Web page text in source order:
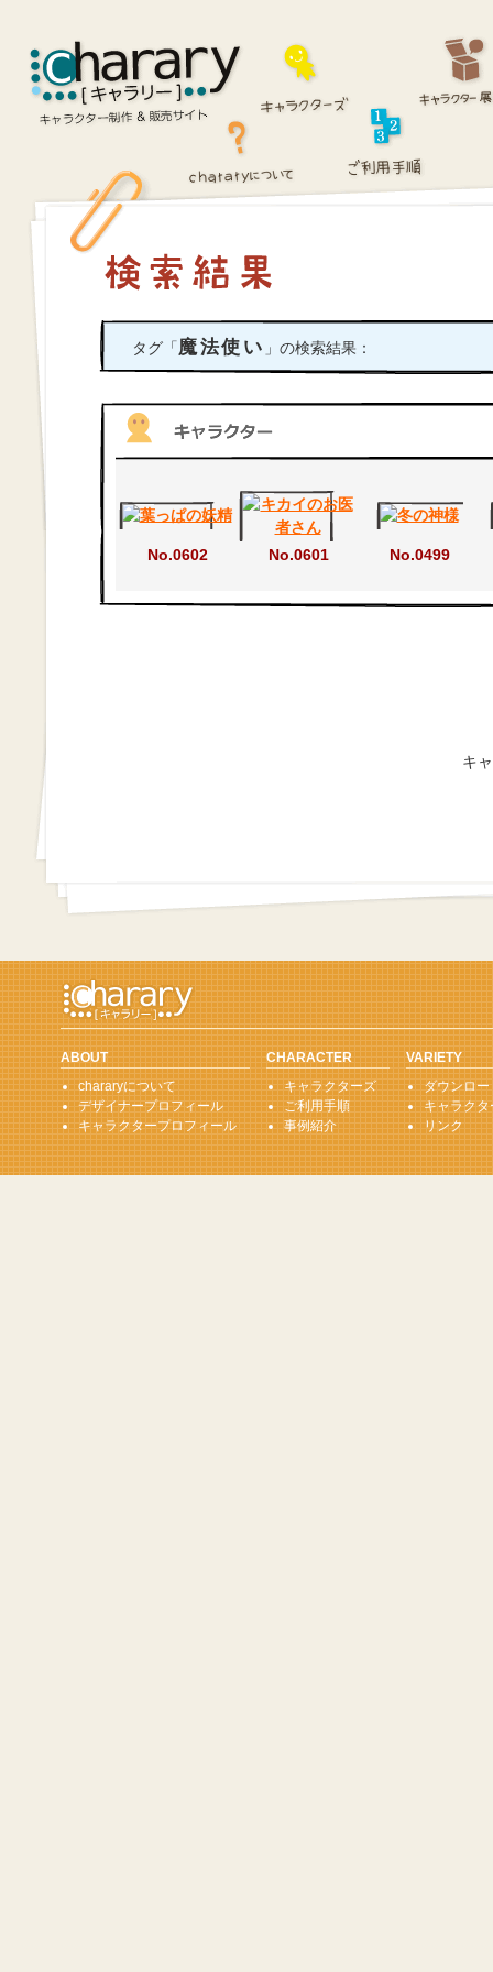
タグ「魔法使い 」の検索結果：
No.0602 No.0601 No.0499
キ
ABOUT
chararyについて
デザイナープロフィール
キャラクタープロフィール
CHARACTER
キャラクターズ
ご利用手順
事例紹介
VARIETY
ダウンロ
キャラク
リンク